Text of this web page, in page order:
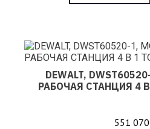
DEWALT,
РАБОЧАЯ СТАНЦИЯ 4 В
551